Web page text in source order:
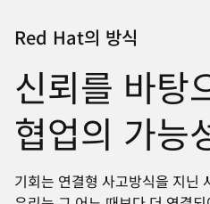
Red Hat의 방식
신뢰를 바탕
협업의 가능
기회는 연결형 사고방식을 지닌